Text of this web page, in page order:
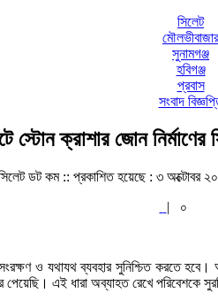
সিলেট
মৌলভীবাজার
সুনামগঞ্জ
হবিগঞ্জ
প্রবাস
সংবাদ
স্টোন ক্রাশার জোন
ডট কম ::প্রকাশিত হয়েছে : ৩ অক্টোবর
|
০
ও যথাযথ ব্যবহার সুনিশ্চিত করতে হবে।
এই ধারা অব্যাহত রেখে পরিবেশকে